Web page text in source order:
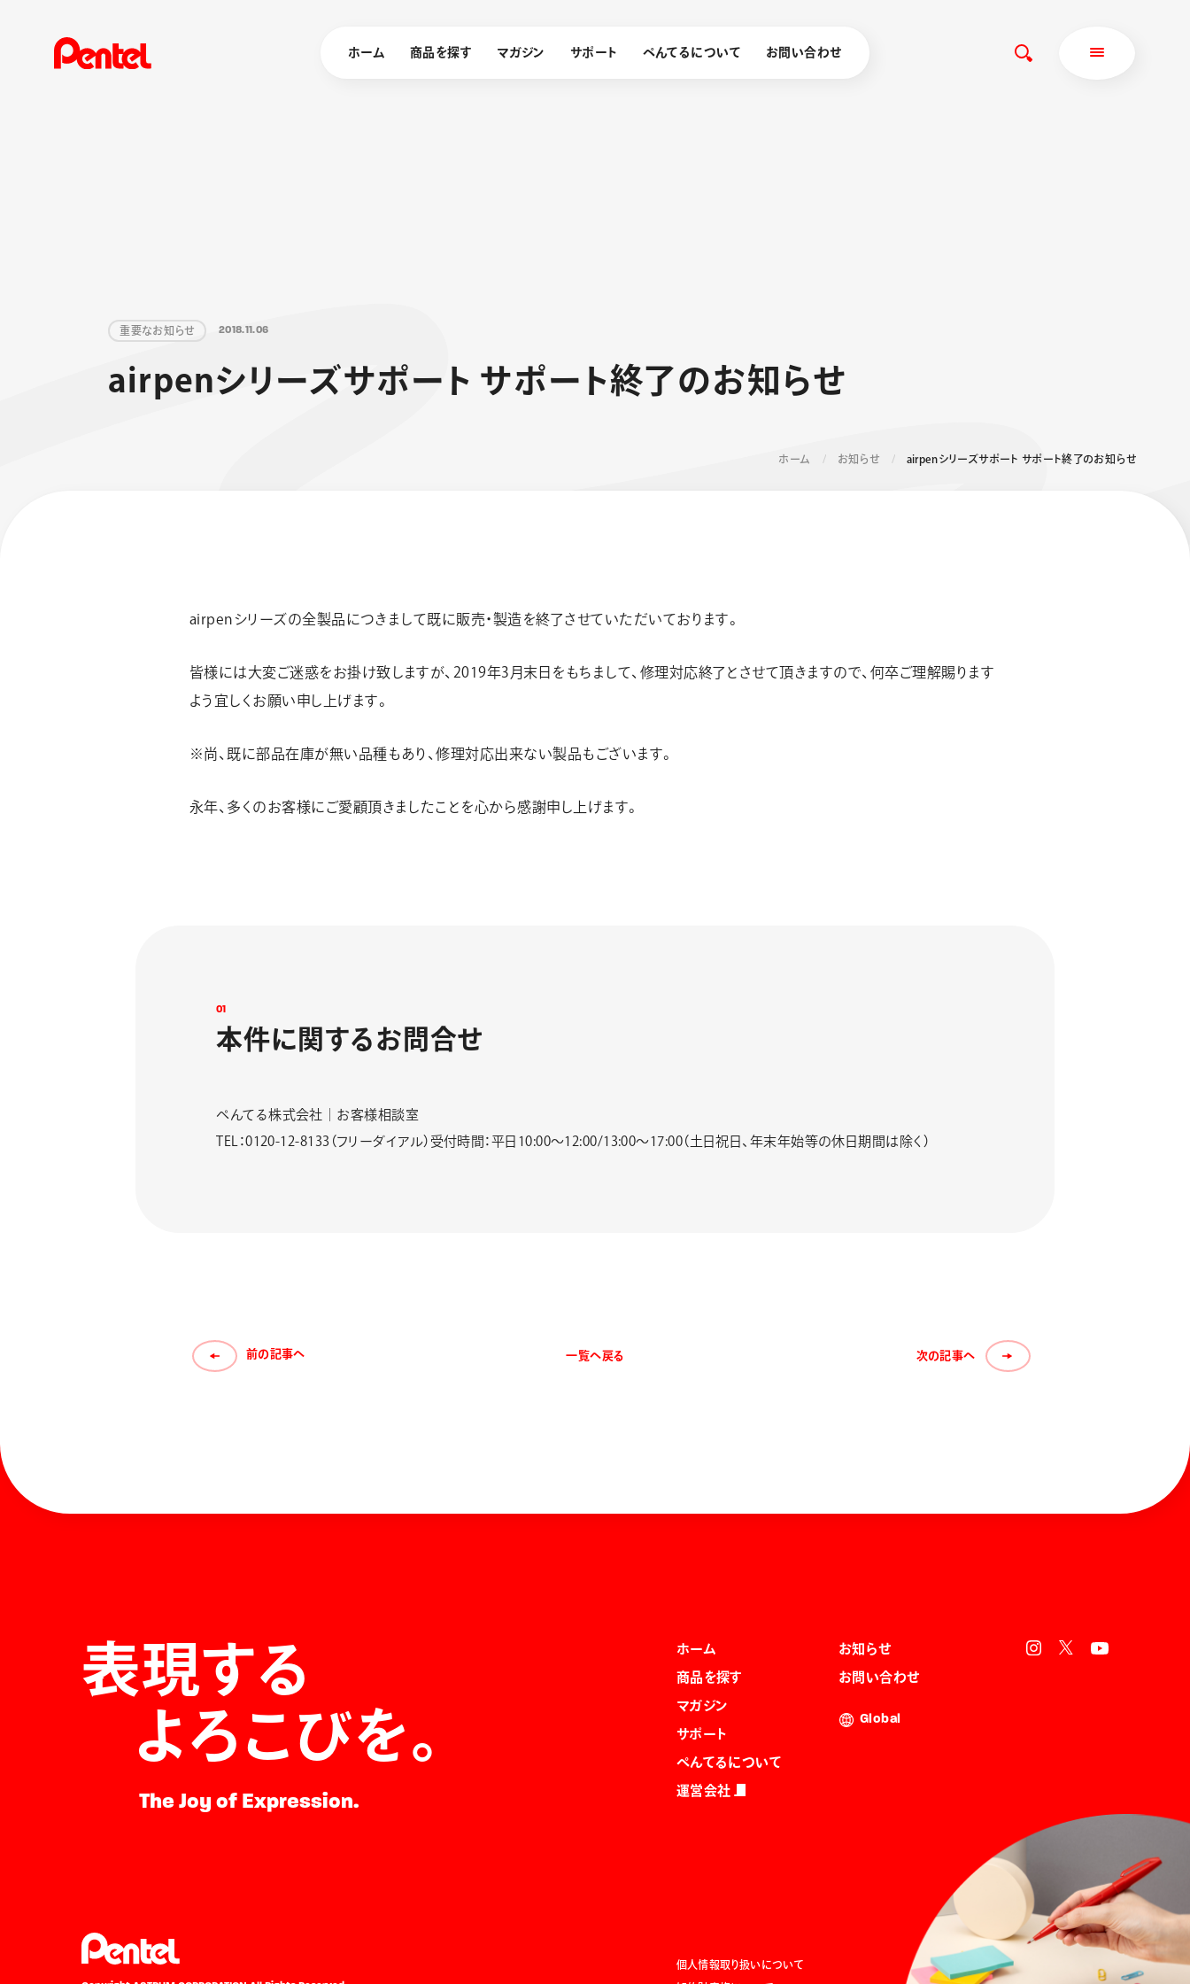
ホーム 商品を探す マガジン サポート ぺんてるについて お問い合わせ
その他
フローチューン 限定
アートクレヨン くるりら
重要なお知 らせ 2018.11.06
airpenシリ ーズサポー ト サポー ト終了のお知 らせ
ホーム お知らせ airpenシリーズサポート サポート終了のお知らせ
airpenシリーズの全製品につきまして既に販売・製造を終了させていただいております。
皆様には大変ご迷惑をお掛け致しますが、2019年3月末日をもちまして、修理対応終了とさせて頂きますので、何卒ご理解賜ります
よう宜しくお願い申し上げます。
※尚、既に部品在庫が無い品種もあり、修理対応出来ない製品もございます。
永年、多くのお客様にご愛顧頂きましたことを心から感謝申し上げます。
01
本件に 関 する お 問 合せ
ぺんてる株式会社｜お客様相談室
TEL：0120-12-8133（フリーダイアル）受付時間：平日10:00〜12:00/13:00～17:00（土日祝日、年末年始等の休日期間は除く）
前の記事へ 一覧へ戻る 次の記事へ
ホーム
商品を探す
マガジン
サポート
ぺんてるについて
運営会社
お知らせ
お問い合わせ
Global
個人情報取り扱いについて
表現する
よろこびを。
The Joy of Expression.